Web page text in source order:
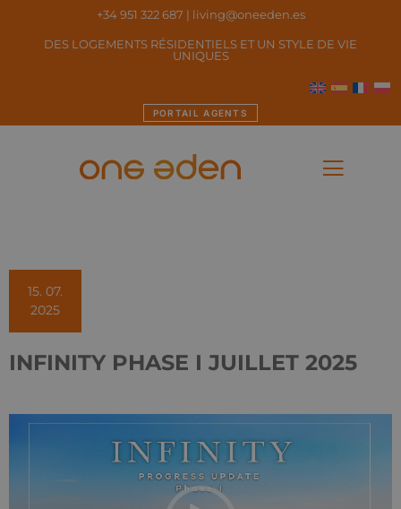
+34 951 322 687 | living@oneeden.es
DES LOGEMENTS RÉSIDENTIELS ET UN STYLE DE VIE
UNIQUES
PORTAIL AGENTS
15. 07.
2025
INFINITY PHASE I JUILLET 2025
Lecteur